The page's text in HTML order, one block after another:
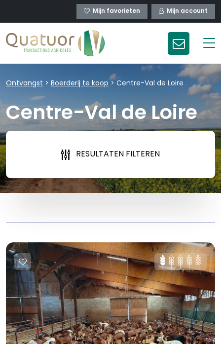
Mijn favorieten Mijn account
Ontvangst > Boerderij te koop > Centre-Val de Loire
Centre-Val de Loire
RESULTATEN FILTEREN